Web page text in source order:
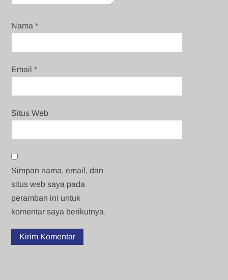
Nama*
Email*
Situs Web
Simpan nama, email, dan
situs web saya pada
peramban ini untuk
komentar saya berikutnya.